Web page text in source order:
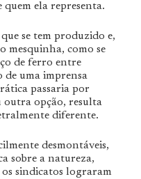
ela representa.
se tem produzido e,
mesquinha, como se
de ferro entre
de uma imprensa
passaria por
outra opção, resulta
diferente.
desmontáveis,
sobre a natureza,
sindicatos lograram